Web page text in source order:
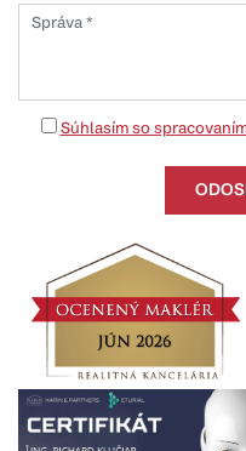
Súhlasím so